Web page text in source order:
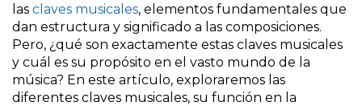
las claves musicales, elementos fundamentales que
dan estructura y significado a las composiciones.
Pero, ¿qué son exactamente estas claves musicales
y cuál es su propósito en el vasto mundo de la
música? En este artículo, exploraremos las
diferentes claves musicales, su función en la